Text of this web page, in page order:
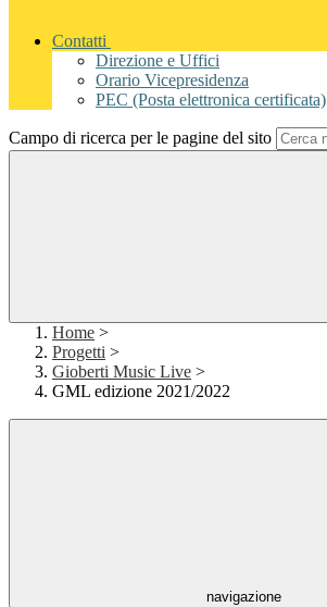
Contatti
Direzione e Uffici
Orario Vicepresidenza
PEC (Posta elettronica certificata)
Campo di ricerca per le pagine del sito
Home >
Progetti >
Gioberti Music Live >
GML edizione 2021/2022
navigazione